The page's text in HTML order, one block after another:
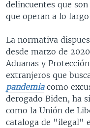
delincuentes que
que operan a lo
La normativa
desde marzo de
Aduanas y
extranjeros que
pandemia como
derogado Biden, ha
como la Unión de
cataloga de "ilegal"